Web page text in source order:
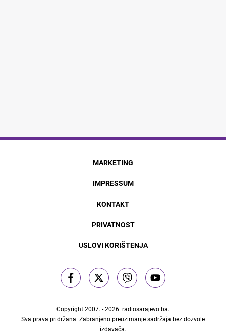
MARKETING
IMPRESSUM
KONTAKT
PRIVATNOST
USLOVI KORIŠTENJA
Copyright 2007. - 2026. radiosarajevo.ba.
Sva prava pridržana. Zabranjeno preuzimanje sadržaja bez dozvole
izdavača.